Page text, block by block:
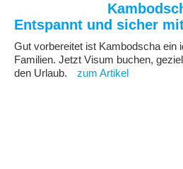
Entspannt und sicher
Gut vorbereitet ist Kambodscha ein
Familien. Jetzt Visum buchen,
den Urlaub.
zum Artikel